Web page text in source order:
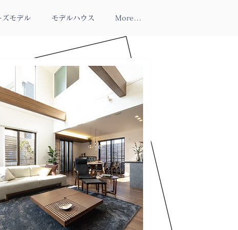
ズモデル モデルハウス More...